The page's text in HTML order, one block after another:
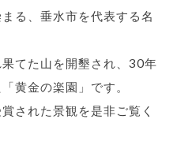
る、垂水市を代表する名
てた山を開墾され、30年
黄金の楽園」です。
された景観を是非ご覧く